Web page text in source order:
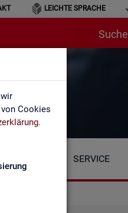
Cookies
.
LEICHTE SPRACHE
Suche
SERVICE